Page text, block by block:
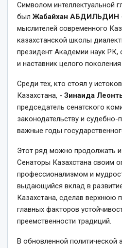
Символом интеллектуальной
былЖабайхан АБДИЛЬДИН
мыслителей современного
казахстанской школы
президент Академии наук РК,
и наставник целого
Среди тех, кто стоял у
Казахстана, -­ Зинаида
председатель сенатского
законодательству и
важные годы
Этот ряд можно продолжать
Сенаторы Казахстана своим
профессионализмом и
выдающийся вклад в
Казахстана, сделав верх­нюю
главных факторов
преемственности традиций.
В обновленной политической